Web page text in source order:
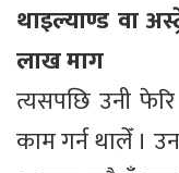
थाइल्याण्ड वा
लाख माग
त्यसपछि उनी
काम गर्न थालेँ ।